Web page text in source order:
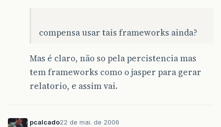
compensa usar tais frameworks ainda?
Mas é claro, não so pela percistencia mas
tem frameworks como o jasper para gerar
relatorio, e assim vai.
pcalcado22 de mai. de 2006